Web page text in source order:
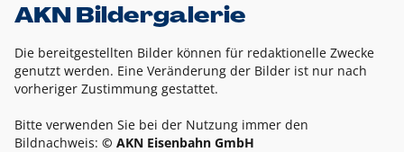
AKN Bildergalerie
Die bereitgestellten Bilder können für redaktionelle Zwecke
genutzt werden. Eine Veränderung der Bilder ist nur nach
vorheriger Zustimmung gestattet.
Bitte verwenden Sie bei der Nutzung immer den
Bildnachweis: © AKN Eisenbahn GmbH